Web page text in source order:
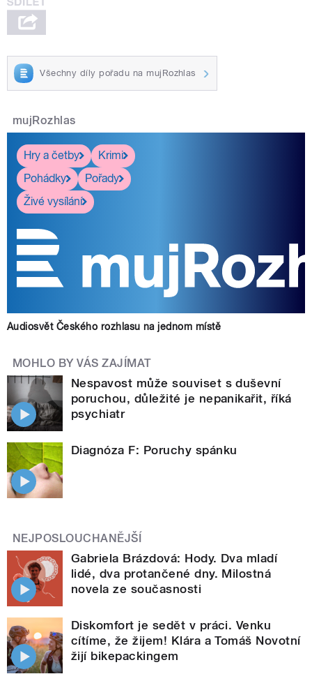
Všechny díly pořadu na mujRozhlas
mujRozhlas
Hry a četby
Krimi
Pohádky
Pořady
Živé vysílání
Audiosvět Českého rozhlasu na jednom místě
MOHLO BY VÁS ZAJÍMAT
Nespavost může souviset s duševní
poruchou, důležité je nepanikařit, říká
psychiatr
Diagnóza F: Poruchy spánku
NEJPOSLOUCHANĚJŠÍ
Gabriela Brázdová: Hody. Dva mladí
lidé, dva protančené dny. Milostná
novela ze současnosti
Diskomfort je sedět v práci. Venku
cítíme, že žijem! Klára a Tomáš Novotní
žijí bikepackingem